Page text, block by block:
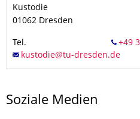
Kustodie
01062 Dresden
Tel.
Soziale Medien